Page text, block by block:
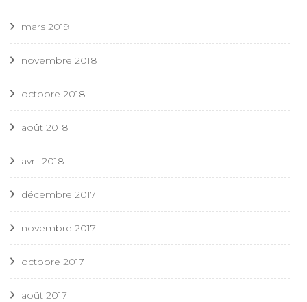
mars 2019
novembre 2018
octobre 2018
août 2018
avril 2018
décembre 2017
novembre 2017
octobre 2017
août 2017